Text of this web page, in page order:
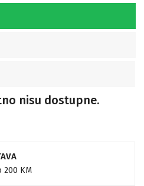
nisu dostupne.
200 KM